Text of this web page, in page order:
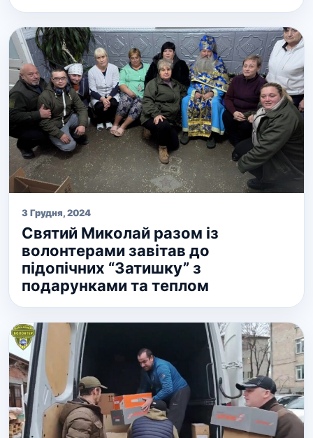
3 Грудня, 2024
Святий Миколай разом із
волонтерами завітав до
підопічних “Затишку” з
подарунками та теплом